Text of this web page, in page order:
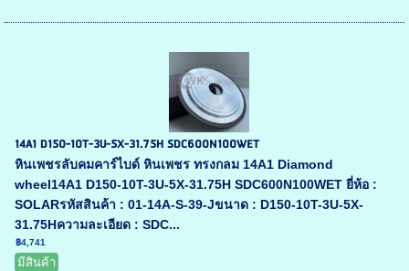
14A1 D150-10T-3U-5X-31.75H SDC600N100WET
หินเพชรลับคมคาร์ไบด์ หินเพชร ทรงกลม 14A1 Diamond
wheel14A1 D150-10T-3U-5X-31.75H SDC600N100WET ยี่ห้อ :
SOLARรหัสสินค้า : 01-14A-S-39-Jขนาด : D150-10T-3U-5X-
31.75Hความละเอียด : SDC...
฿4,741
มีสินค้า